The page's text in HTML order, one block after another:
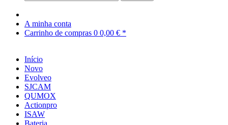
A minha conta
Carrinho de compras 0 0,00 € *
Início
Novo
Evolveo
SJCAM
QUMOX
Actionpro
ISAW
Bateria